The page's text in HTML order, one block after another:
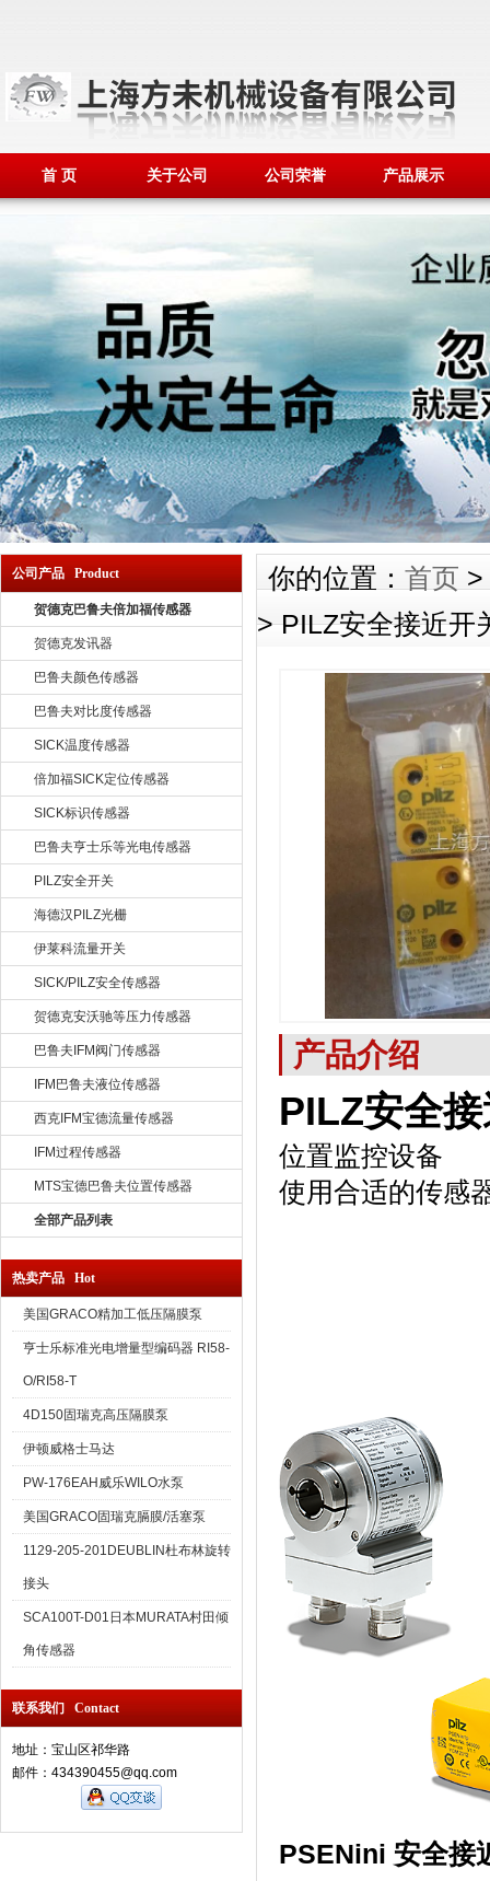
首 页 关于公司 公司荣誉 产品展示
公司产品 Product
贺德克巴鲁夫倍加福传感器
贺德克发讯器
巴鲁夫颜色传感器
巴鲁夫对比度传感器
SICK温度传感器
倍加福SICK定位传感器
SICK标识传感器
巴鲁夫亨士乐等光电传感器
PILZ安全开关
海德汉PILZ光栅
伊莱科流量开关
SICK/PILZ安全传感器
贺德克安沃驰等压力传感器
巴鲁夫IFM阀门传感器
IFM巴鲁夫液位传感器
西克IFM宝德流量传感器
IFM过程传感器
MTS宝德巴鲁夫位置传感器
全部产品列表
热卖产品 Hot
美国GRACO精加工低压隔膜泵
亨士乐标准光电增量型编码器 RI58-
O/RI58-T
4D150固瑞克高压隔膜泵
伊顿威格士马达
PW-176EAH威乐WILO水泵
美国GRACO固瑞克膈膜/活塞泵
1129-205-201DEUBLIN杜布林旋转
接头
SCA100T-D01日本MURATA村田倾
角传感器
联系我们 Contact
地址：宝山区祁华路
邮件：434390455@qq.com
你的位置： 首页 >
> PILZ安全接近开
产品介绍
PILZ安全
位置监控设备
使用合适的传感
PSENini 安全接